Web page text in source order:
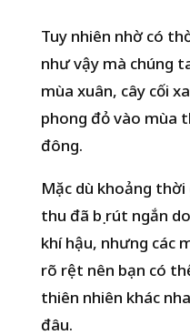
Tuy nhiên nhờ có
như vậy mà chúng
mùa xuân, cây cối
phong đỏ vào mùa
đông.
Mặc dù khoảng
thu đã bị rút ngắn
khí hậu, nhưng các
rõ rệt nên bạn có
thiên nhiên khác
đâu.